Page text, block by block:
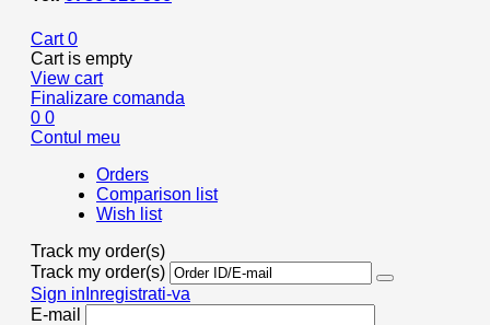
Cart 0
Cart is empty
View cart
Finalizare comanda
0 0
Contul meu
Orders
Comparison list
Wish list
Track my order(s)
Track my order(s)
Sign in Inregistrati-va
E-mail